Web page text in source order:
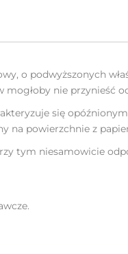
o podwyższonych
nie przynieść
się
na powierzchnie z
tym niesamowicie